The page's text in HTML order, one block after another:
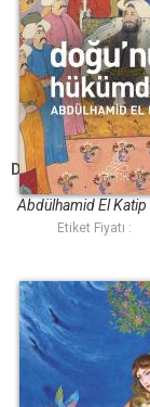
Doğunun Hükümdarı
(Antik Dünya
Klasikleri)
Abdülhamid El Katip
Etiket Fiyatı :